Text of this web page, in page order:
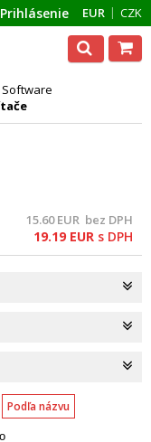
EUR CZK
Prihlásenie
15.60EUR bez DPH
19.19 EUR s DPH
Podľa názvu